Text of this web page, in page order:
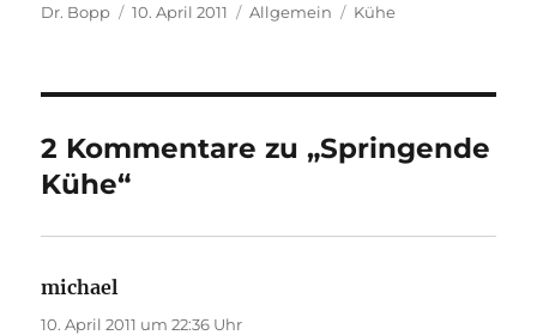
Autor
Dr. Bopp
Veröffentlicht
10. April 2011 Kategorien
Allgemein Schlagwörter
Kühe
2 Kommentare zu „Springende
Kühe“
michael
10. April 2011 um 22:36 Uhr